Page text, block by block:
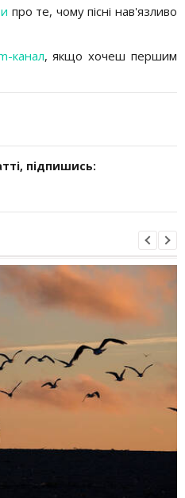
про те, чому пісні нав'язливо
канал, якщо хочеш першим
підпишись: